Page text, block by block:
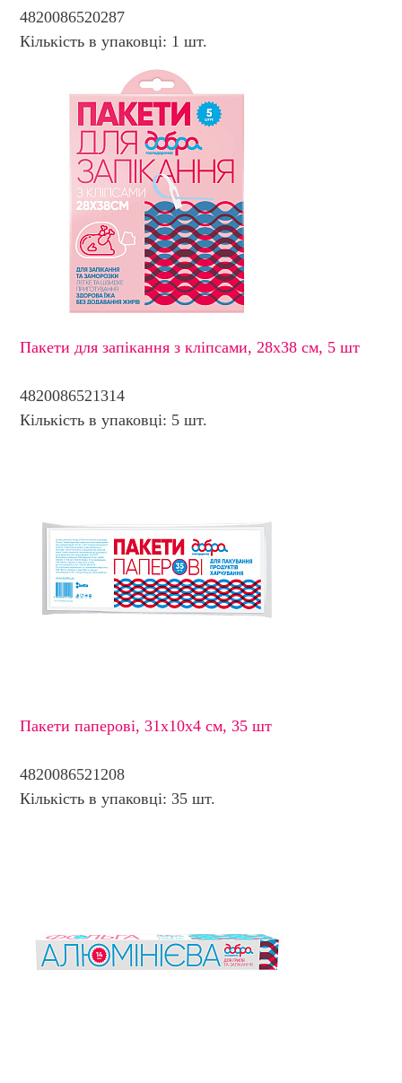
4820086520287
Кількість в упаковці: 1 шт.
Пакети для запікання з кліпсами, 28х38 см, 5 шт
4820086521314
Кількість в упаковці: 5 шт.
Пакети паперовi, 31х10х4 см, 35 шт
4820086521208
Кількість в упаковці: 35 шт.